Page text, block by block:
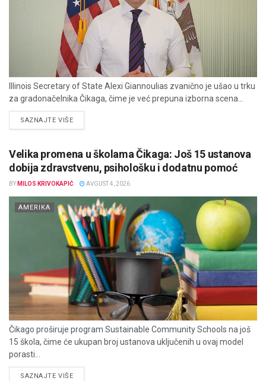
Illinois Secretary of State Alexi Giannoulias zvanično je ušao u trku
za gradonačelnika Čikaga, čime je već prepuna izborna scena...
SAZNAJTE VIŠEDETAILS
Velika promena u školama Čikaga: Još 15 ustanova
dobija zdravstvenu, psihološku i dodatnu pomoć
BY MILOS KRIVOKAPIĆ AVGUST 4, 2026
AMERIKA
Čikago proširuje program Sustainable Community Schools na još
15 škola, čime će ukupan broj ustanova uključenih u ovaj model
porasti...
SAZNAJTE VIŠEDETAILS